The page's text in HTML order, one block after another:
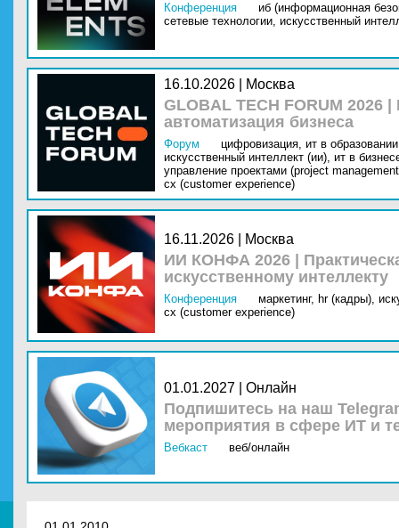
Конференция
иб (информационная
сетевые технологии, искусственный
16.10.2026 | Москва
GLOBAL TECH FORUM
автоматизация бизнеса
Форум цифровизация, ит в
искусственный интеллект (ии), ит в
управление проектами (project
cx (customer experience)
16.11.2026 | Москва
ИИ КОНФА 2026 |
искусственному интеллекту
Конференция маркетинг, hr (кадры),
cx (customer experience)
01.01.2027 | Онлайн
Подпишитесь на наш
мероприятия в сфере ИТ и
Вебкаст веб/онлайн